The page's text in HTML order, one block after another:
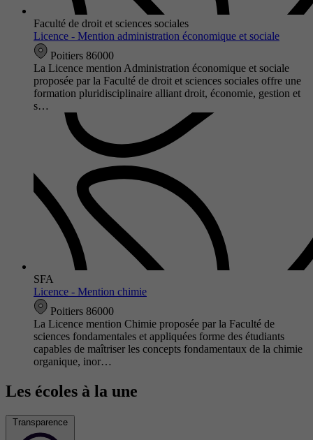
Faculté de droit et sciences sociales
Licence - Mention administration économique et sociale
Poitiers 86000
La Licence mention Administration économique et sociale
proposée par la Faculté de droit et sciences sociales offre une
formation pluridisciplinaire alliant droit, économie, gestion et
s…
SFA
Licence - Mention chimie
Poitiers 86000
La Licence mention Chimie proposée par la Faculté de
sciences fondamentales et appliquées forme des étudiants
capables de maîtriser les concepts fondamentaux de la chimie
organique, inor…
Les écoles à la une
Transparence